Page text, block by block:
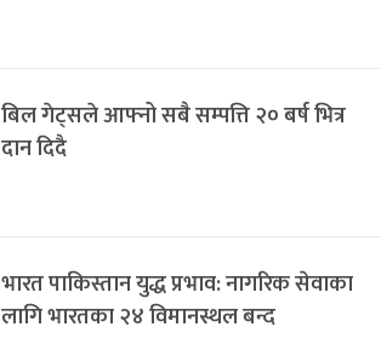
बिल गेट्सले आफ्नो सबै सम्पत्ति २० बर्ष भित्र
दान दिदै
भारत पाकिस्तान युद्ध प्रभाव: नागरिक सेवाका
लागि भारतका २४ विमानस्थल बन्द